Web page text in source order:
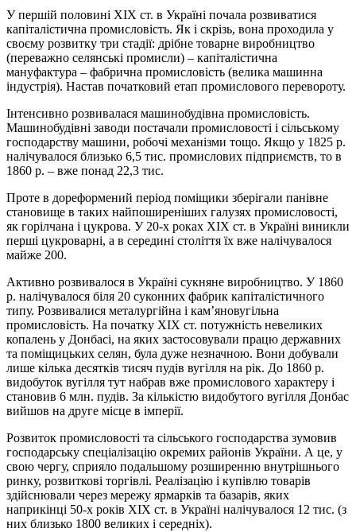
У першій половині ХІХ ст. в Україні почала розвиватися
капіталістична промисловість. Як і скрізь, вона проходила у
своєму розвитку три стадії: дрібне товарне виробництво
(переважно селянські промисли) – капіталістична
мануфактура – фабрична промисловість (велика машинна
індустрія). Настав початковий етап промислового перевороту.
Інтенсивно розвивалася машинобудівна промисловість.
Машинобудівні заводи постачали промисловості і сільському
господарству машини, робочі механізми тощо. Якщо у 1825 р.
налічувалося близько 6,5 тис. промислових підприємств, то в
1860 р. – вже понад 22,3 тис.
Проте в дореформений період поміщики зберігали панівне
становище в таких найпоширеніших галузях промисловості,
як горілчана і цукрова. У 20-х роках ХІХ ст. в Україні виникли
перші цукроварні, а в середині століття їх вже налічувалося
майже 200.
Активно розвивалося в Україні сукняне виробництво. У 1860
р. налічувалося біля 20 суконних фабрик капіталістичного
типу. Розвивалися металургійна і кам’яновугільна
промисловість. На початку ХІХ ст. потужність невеликих
копалень у Донбасі, на яких застосовували працю державних
та поміщицьких селян, була дуже незначною. Вони добували
лише кілька десятків тисяч пудів вугілля на рік. До 1860 р.
видобуток вугілля тут набрав вже промислового характеру і
становив 6 млн. пудів. За кількістю видобутого вугілля Донбас
вийшов на друге місце в імперії.
Розвиток промисловості та сільського господарства зумовив
господарську спеціалізацію окремих районів України. А це, у
свою чергу, сприяло подальшому розширенню внутрішнього
ринку, розвиткові торгівлі. Реалізацію і купівлю товарів
здійснювали через мережу ярмарків та базарів, яких
наприкінці 50-х років ХІХ ст. в Україні налічувалося 12 тис. (з
них близько 1800 великих і середніх).